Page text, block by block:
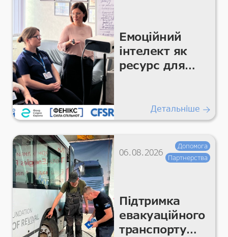
Емоційний
інтелект як
ресурс для
Детальніше
06.08.2026
Допомога
Партнерства
Підтримка
евакуаційного
транспорту